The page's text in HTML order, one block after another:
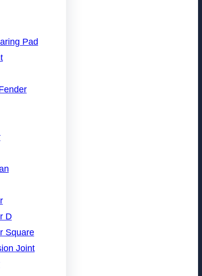
Pad
D
Square
Joint